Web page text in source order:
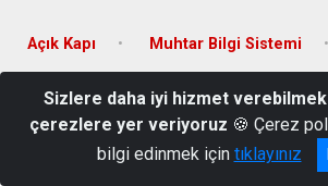
Açık Kapı Muhtar Bilgi Sistemi
Merkez Mahallesi Atatürk Bulvarı No.60
Telefon: 0 366 516 11
Sizlere daha iyi hizmet
çerezlere yer veriyoruz 🍪 Çerez
bilgi edinmek için tıklayınız